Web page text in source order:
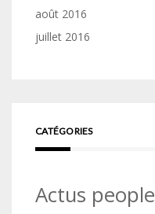
août 2016
juillet 2016
CATÉGORIES
Actus people